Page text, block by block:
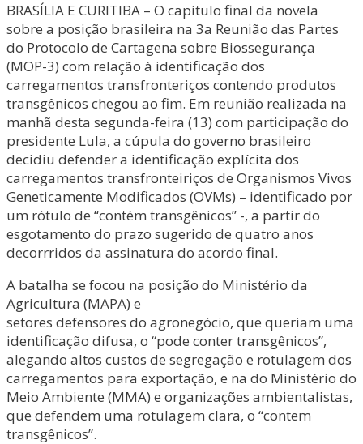
BRASÍLIA E CURITIBA – O capítulo final da novela
sobre a posição brasileira na 3a Reunião das Partes
do Protocolo de Cartagena sobre Biossegurança
(MOP-3) com relação à identificação dos
carregamentos transfronteriços contendo produtos
transgênicos chegou ao fim. Em reunião realizada na
manhã desta segunda-feira (13) com participação do
presidente Lula, a cúpula do governo brasileiro
decidiu defender a identificação explícita dos
carregamentos transfronteiriços de Organismos Vivos
Geneticamente Modificados (OVMs) – identificado por
um rótulo de “contém transgênicos” -, a partir do
esgotamento do prazo sugerido de quatro anos
decorrridos da assinatura do acordo final.
A batalha se focou na posição do Ministério da
Agricultura (MAPA) e
setores defensores do agronegócio, que queriam uma
identificação difusa, o “pode conter transgênicos”,
alegando altos custos de segregação e rotulagem dos
carregamentos para exportação, e na do Ministério do
Meio Ambiente (MMA) e organizações ambientalistas,
que defendem uma rotulagem clara, o “contem
transgênicos”.